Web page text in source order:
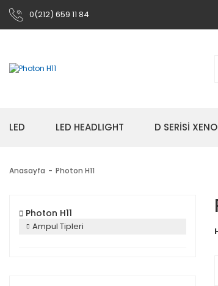
0(212) 659 11 84
LED LED HEADLIGHT D SERİSİ
Anasayfa Photon H11
Photon H11
Ampul Tipleri